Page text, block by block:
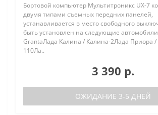
Бортовой компьютер Мультитроникс UX-7
двумя типами съемных передних панелей,
устанавливается в место свободного
быть установлен на следующие
GrantaЛада Калина / Калина-2Лада Приора
110Ла..
3 390 р.
ОЖИДАНИЕ 3-5 ДНЕЙ